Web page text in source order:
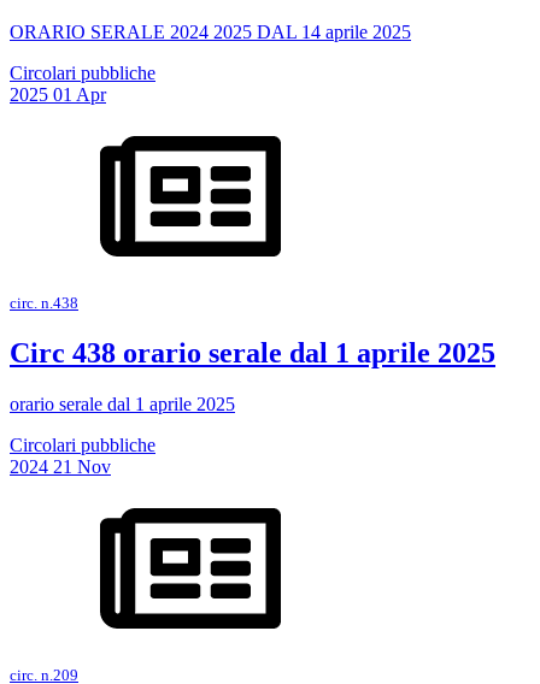
ORARIO SERALE 2024 2025 DAL 14 aprile 2025
Circolari pubbliche
2025 01 Apr
circ. n.438
Circ 438 orario serale dal 1 aprile 2025
orario serale dal 1 aprile 2025
Circolari pubbliche
2024 21 Nov
circ. n.209